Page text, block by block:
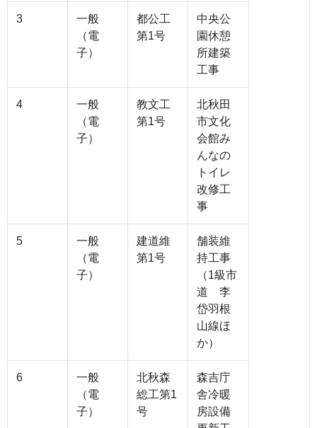
3
一般
（電
子）
都公工
第1号
中央公
園休憩
所建築
工事
4
一般
（電
子）
教文工
第1号
北秋田
市文化
会館み
んなの
トイレ
改修工
事
5
一般
（電
子）
建道維
第1号
舗装維
持工事
（1級市
道 李
岱羽根
山線ほ
か）
6
一般
（電
子）
北秋森
総工第1
号
森吉庁
舎冷暖
房設備